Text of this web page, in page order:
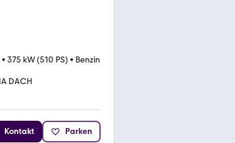
• 375 kW (510 PS) • Benzin
DACH
Kontakt Parken